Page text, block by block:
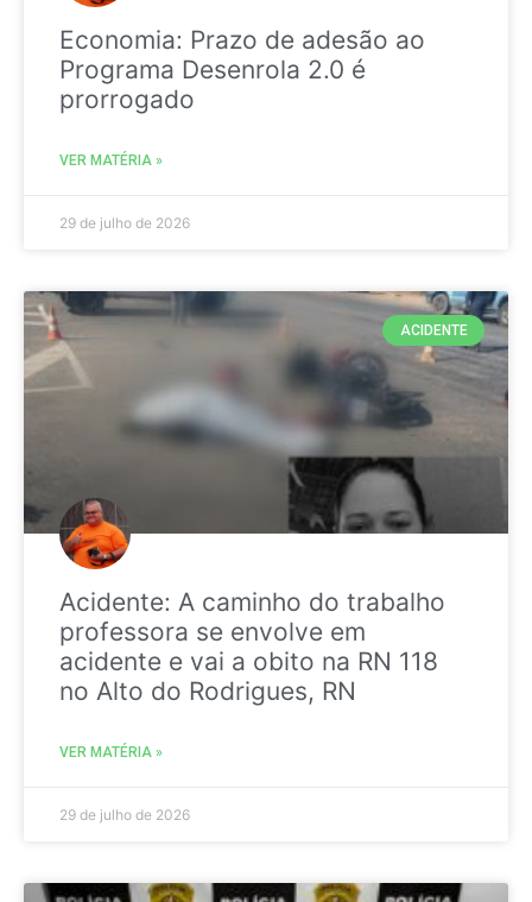
Economia: Prazo de adesão ao
Programa Desenrola 2.0 é
prorrogado
VER MATÉRIA »
29 de julho de 2026
ACIDENTE
Acidente: A caminho do trabalho
professora se envolve em
acidente e vai a obito na RN 118
no Alto do Rodrigues, RN
VER MATÉRIA »
29 de julho de 2026